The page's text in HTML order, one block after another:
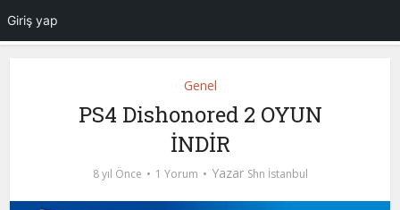
Genel
PS4 Dishonored 2 OYUN
İNDİR
8 yıl Önce 1 Yorum Yazar Shn İstanbul
Giriş yap